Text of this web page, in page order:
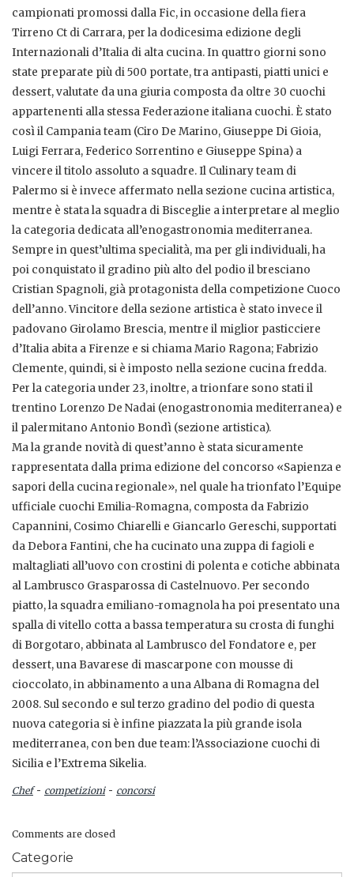
campionati promossi dalla Fic, in occasione della fiera
Tirreno Ct di Carrara, per la dodicesima edizione degli
Internazionali d’Italia di alta cucina. In quattro giorni sono
state preparate più di 500 portate, tra antipasti, piatti unici e
dessert, valutate da una giuria composta da oltre 30 cuochi
appartenenti alla stessa Federazione italiana cuochi. È stato
così il Campania team (Ciro De Marino, Giuseppe Di Gioia,
Luigi Ferrara, Federico Sorrentino e Giuseppe Spina) a
vincere il titolo assoluto a squadre. Il Culinary team di
Palermo si è invece affermato nella sezione cucina artistica,
mentre è stata la squadra di Bisceglie a interpretare al meglio
la categoria dedicata all’enogastronomia mediterranea.
Sempre in quest’ultima specialità, ma per gli individuali, ha
poi conquistato il gradino più alto del podio il bresciano
Cristian Spagnoli, già protagonista della competizione Cuoco
dell’anno. Vincitore della sezione artistica è stato invece il
padovano Girolamo Brescia, mentre il miglior pasticciere
d’Italia abita a Firenze e si chiama Mario Ragona; Fabrizio
Clemente, quindi, si è imposto nella sezione cucina fredda.
Per la categoria under 23, inoltre, a trionfare sono stati il
trentino Lorenzo De Nadai (enogastronomia mediterranea) e
il palermitano Antonio Bondì (sezione artistica).
Ma la grande novità di quest’anno è stata sicuramente
rappresentata dalla prima edizione del concorso «Sapienza e
sapori della cucina regionale», nel quale ha trionfato l’Equipe
ufficiale cuochi Emilia-Romagna, composta da Fabrizio
Capannini, Cosimo Chiarelli e Giancarlo Gereschi, supportati
da Debora Fantini, che ha cucinato una zuppa di fagioli e
maltagliati all’uovo con crostini di polenta e cotiche abbinata
al Lambrusco Grasparossa di Castelnuovo. Per secondo
piatto, la squadra emiliano-romagnola ha poi presentato una
spalla di vitello cotta a bassa temperatura su crosta di funghi
di Borgotaro, abbinata al Lambrusco del Fondatore e, per
dessert, una Bavarese di mascarpone con mousse di
cioccolato, in abbinamento a una Albana di Romagna del
2008. Sul secondo e sul terzo gradino del podio di questa
nuova categoria si è infine piazzata la più grande isola
mediterranea, con ben due team: l’Associazione cuochi di
Sicilia e l’Extrema Sikelia.
Chef- competizioni- concorsi
Comments are closed
Categorie